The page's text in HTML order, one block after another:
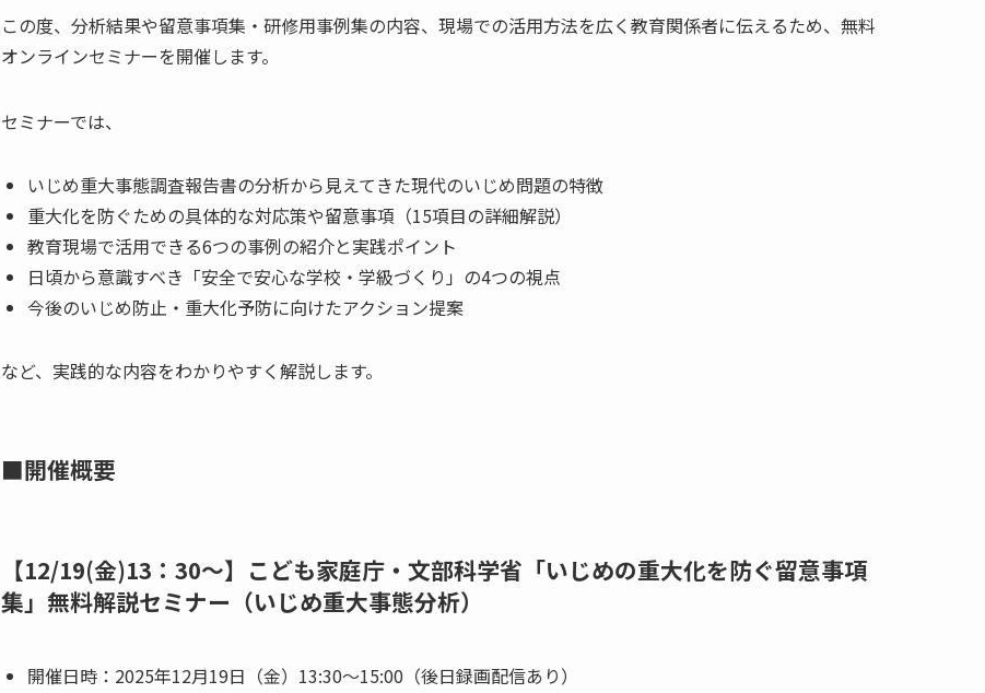
この度、分析結果や留意事項集・研修用事例集の内容、現場での活用方法を広く教育関係者に伝えるため、無料
オンラインセミナーを開催します。
セミナーでは、
いじめ重大事態調査報告書の分析から見えてきた現代のいじめ問題の特徴
重大化を防ぐための具体的な対応策や留意事項（15項目の詳細解説）
教育現場で活用できる6つの事例の紹介と実践ポイント
日頃から意識すべき「安全で安心な学校・学級づくり」の4つの視点
今後のいじめ防止・重大化予防に向けたアクション提案
など、実践的な内容をわかりやすく解説します。
■開催概要
【12/19(金)13：30～】こども家庭庁・文部科学省「いじめの重大化を防ぐ留意事項
集」無料解説セミナー（いじめ重大事態分析）
開催日時：2025年12月19日（金）13:30～15:00（後日録画配信あり）